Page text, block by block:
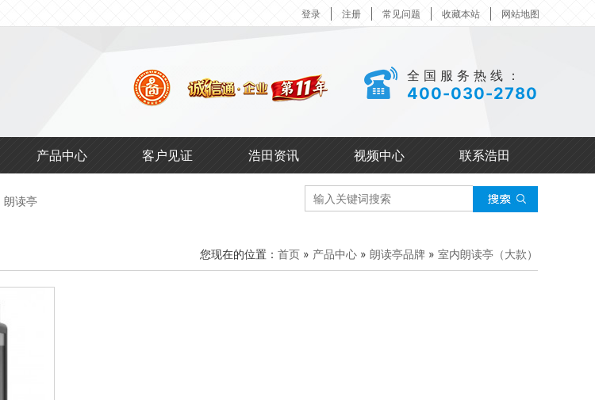
登录 注册 常见问题 收藏本站 网站地图
全国服务热线：
400-030-2780
产品中心 客户见证 浩田资讯 视频中心 联系浩田
朗读亭
您现在的位置： 首页 » 产品中心 » 朗读亭品牌 » 室内朗读亭（大款）